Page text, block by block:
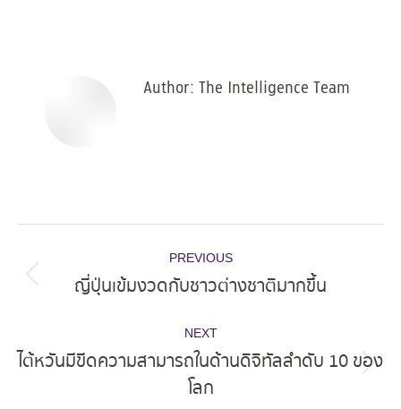
Author: The Intelligence Team
navigation
PREVIOUS
Previous
ญี่ปุ่นเข้มงวดกับชาวต่างชาติมากขึ้น
NEXT
post:
ไต้หวันมีขีดความสามารถในด้านดิจิทัลลำดับ 10 ของ
โลก